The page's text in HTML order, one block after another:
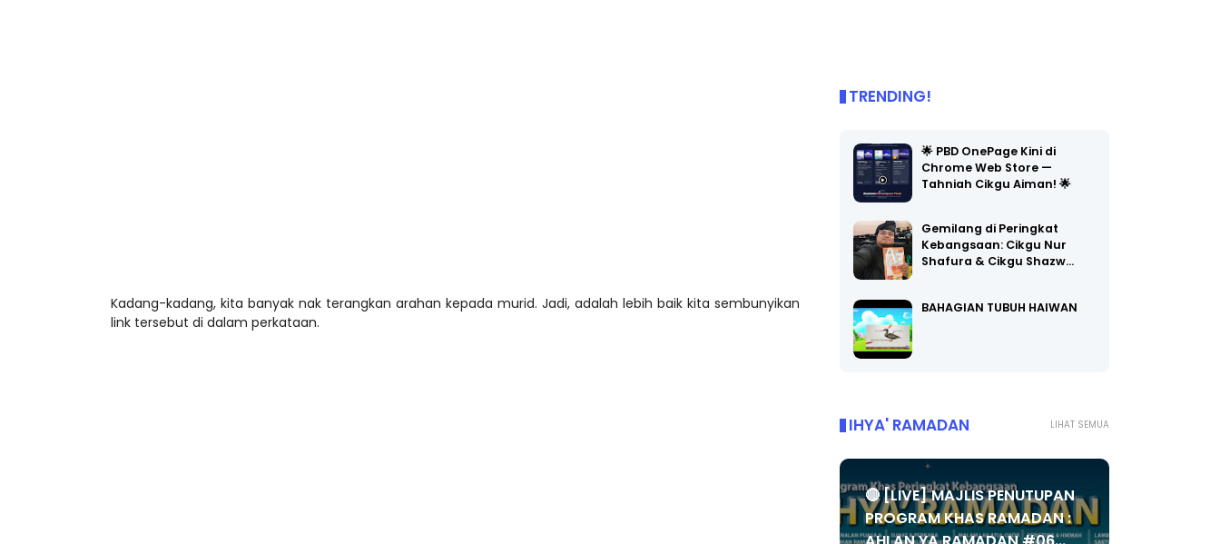
Kadang-kadang, kita banyak nak terangkan arahan kepada murid. Jadi, adalah lebih baik kita sembunyikan
link tersebut di dalam perkataan.
TRENDING!
🌟 PBD OnePage Kini di
Chrome Web Store —
Tahniah Cikgu Aiman! 🌟
Gemilang di Peringkat
Kebangsaan: Cikgu Nur
Shafura & Cikgu Shazw…
BAHAGIAN TUBUH HAIWAN
LIHAT SEMUA
IHYA' RAMADAN
🔴 [LIVE] MAJLIS PENUTUPAN
PROGRAM KHAS RAMADAN :